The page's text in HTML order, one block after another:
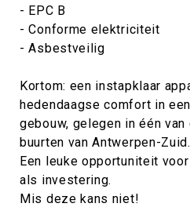
- EPC B
- Conforme elektriciteit
- Asbestveilig
Kortom: een instapklaar
hedendaagse comfort in
gebouw, gelegen in één
buurten van Antwerpen-Zuid.
Een leuke opportuniteit
als investering.
Mis deze kans niet!